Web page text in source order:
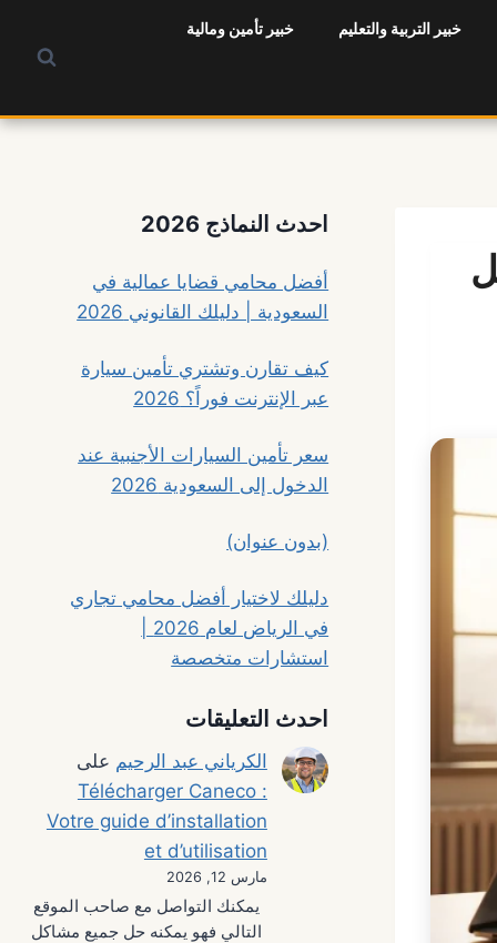
خبير التربية والتعليم خبير تأمين ومالية
احدث النماذج 2026
أفضل محامي قضايا عمالية في
السعودية | دليلك القانوني 2026
كيف تقارن وتشتري تأمين سيارة
عبر الإنترنت فوراً؟ 2026
سعر تأمين السيارات الأجنبية عند
الدخول إلى السعودية 2026
(بدون عنوان)
دليلك لاختيار أفضل محامي تجاري
استشارات متخصصة
احدث التعليقات
الكرياني عبد الرحيم على
Télécharger Caneco :
Votre guide d’installation
et d’utilisation
مارس 12, 2026
يمكنك التواصل مع صاحب الموقع
التالي فهو يمكنه حل جميع مشاكل